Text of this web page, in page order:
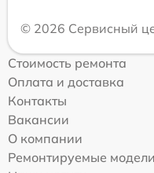
© 2026 Сервисный
Стоимость ремонта
Оплата и доставка
Контакты
Вакансии
О компании
Ремонтируемые модели